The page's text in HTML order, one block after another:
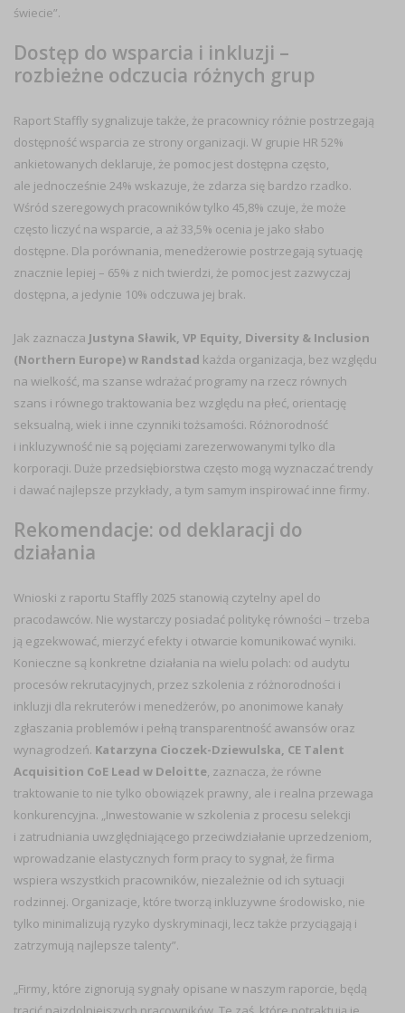
świecie”.
Dostęp do wsparcia i inkluzji –
rozbieżne odczucia różnych grup
Raport Staffly sygnalizuje także, że pracownicy różnie postrzegają
dostępność wsparcia ze strony organizacji. W grupie HR 52%
ankietowanych deklaruje, że pomoc jest dostępna często,
ale jednocześnie 24% wskazuje, że zdarza się bardzo rzadko.
Wśród szeregowych pracowników tylko 45,8% czuje, że może
często liczyć na wsparcie, a aż 33,5% ocenia je jako słabo
dostępne. Dla porównania, menedżerowie postrzegają sytuację
znacznie lepiej – 65% z nich twierdzi, że pomoc jest zazwyczaj
dostępna, a jedynie 10% odczuwa jej brak.
Jak zaznacza Justyna Sławik, VP Equity, Diversity & Inclusion
(Northern Europe) w Randstad każda organizacja, bez względu
na wielkość, ma szanse wdrażać programy na rzecz równych
szans i równego traktowania bez względu na płeć, orientację
seksualną, wiek i inne czynniki tożsamości. Różnorodność
i inkluzywność nie są pojęciami zarezerwowanymi tylko dla
korporacji. Duże przedsiębiorstwa często mogą wyznaczać trendy
i dawać najlepsze przykłady, a tym samym inspirować inne firmy.
Rekomendacje: od deklaracji do
działania
Wnioski z raportu Staffly 2025 stanowią czytelny apel do
pracodawców. Nie wystarczy posiadać politykę równości – trzeba
ją egzekwować, mierzyć efekty i otwarcie komunikować wyniki.
Konieczne są konkretne działania na wielu polach: od audytu
procesów rekrutacyjnych, przez szkolenia z różnorodności i
inkluzji dla rekruterów i menedżerów, po anonimowe kanały
zgłaszania problemów i pełną transparentność awansów oraz
wynagrodzeń. Katarzyna Cioczek-Dziewulska, CE Talent
Acquisition CoE Lead w Deloitte, zaznacza, że równe
traktowanie to nie tylko obowiązek prawny, ale i realna przewaga
konkurencyjna. „Inwestowanie w szkolenia z procesu selekcji
i zatrudniania uwzględniającego przeciwdziałanie uprzedzeniom,
wprowadzanie elastycznych form pracy to sygnał, że firma
wspiera wszystkich pracowników, niezależnie od ich sytuacji
rodzinnej. Organizacje, które tworzą inkluzywne środowisko, nie
tylko minimalizują ryzyko dyskryminacji, lecz także przyciągają i
zatrzymują najlepsze talenty”.
„Firmy, które zignorują sygnały opisane w naszym raporcie, będą